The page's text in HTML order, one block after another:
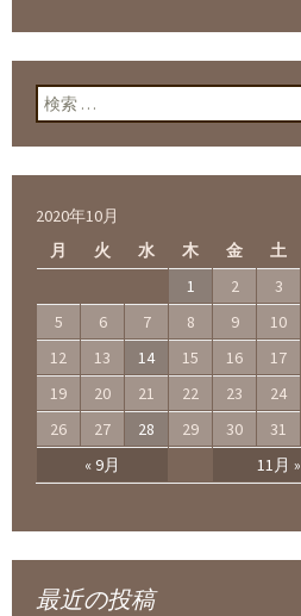
検索:
2020年10月
月
火 水 木 金 土
« 9月 11月 »
1 2 3
5
6 7 8 9 10
12
13 14 15 16 17
19
20 21 22 23 24
26
27 28 29 30 31
最近の投稿